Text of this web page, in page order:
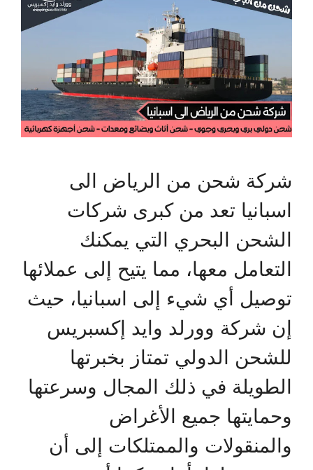
شركة شحن من الرياض الى
اسبانيا تعد من كبرى شركات
الشحن البحري التي يمكنك
التعامل معها، مما يتيح إلى عملائها
توصيل أي شيء إلى اسبانيا، حيث
إن شركة وورلد وايد إكسبريس
للشحن الدولي تمتاز بخبرتها
الطويلة في ذلك المجال وسرعتها
وحمايتها جميع الأغراض
والمنقولات والممتلكات إلى أن